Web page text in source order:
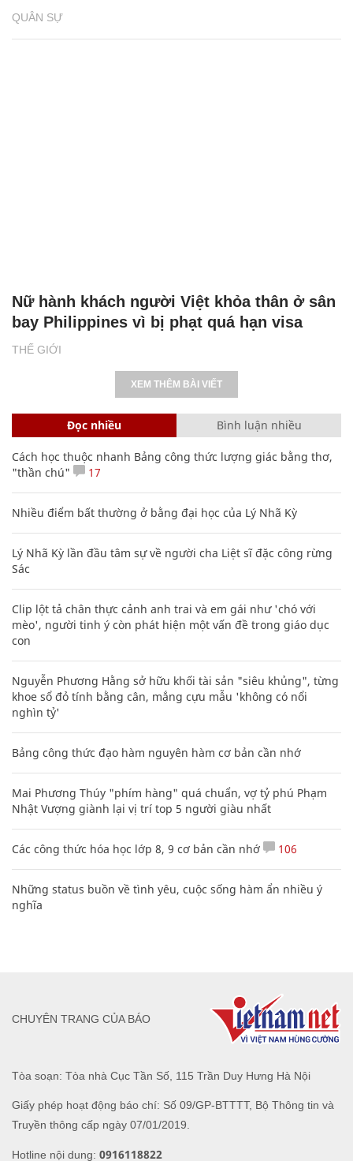
QUÂN SỰ
THẾ GIỚI
Nữ hành khách người Việt khỏa thân ở sân
bay Philippines vì bị phạt quá hạn visa
XEM THÊM BÀI VIẾT
Đọc nhiều Bình luận nhiều
Cách học thuộc nhanh Bảng công thức lượng giác bằng thơ,
"thần chú"
17
Nhiều điểm bất thường ở bằng đại học của Lý Nhã Kỳ
Lý Nhã Kỳ lần đầu tâm sự về người cha Liệt sĩ đặc công rừng
Sác
Clip lột tả chân thực cảnh anh trai và em gái như 'chó với
mèo', người tinh ý còn phát hiện một vấn đề trong giáo dục
con
Nguyễn Phương Hằng sở hữu khối tài sản "siêu khủng", từng
khoe sổ đỏ tính bằng cân, mắng cựu mẫu 'không có nổi
nghìn tỷ'
Bảng công thức đạo hàm nguyên hàm cơ bản cần nhớ
Mai Phương Thúy "phím hàng" quá chuẩn, vợ tỷ phú Phạm
Nhật Vượng giành lại vị trí top 5 người giàu nhất
Các công thức hóa học lớp 8, 9 cơ bản cần nhớ 106
Những status buồn về tình yêu, cuộc sống hàm ẩn nhiều ý
nghĩa
Tòa soạn: Tòa nhà Cục Tần Số, 115 Trần Duy Hưng Hà Nội
Giấy phép hoạt động báo chí: Số 09/GP-BTTTT, Bộ Thông tin và
Truyền thông cấp ngày 07/01/2019.
Hotline nội dung: 0916118822
CHUYÊN TRANG CỦA BÁO